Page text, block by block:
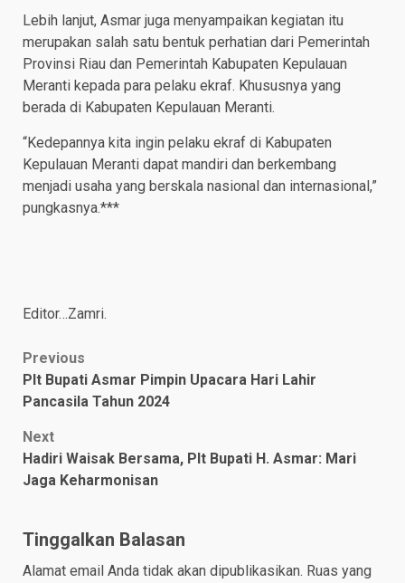
Lebih lanjut, Asmar juga menyampaikan kegiatan itu
merupakan salah satu bentuk perhatian dari Pemerintah
Provinsi Riau dan Pemerintah Kabupaten Kepulauan
Meranti kepada para pelaku ekraf. Khususnya yang
berada di Kabupaten Kepulauan Meranti.
“Kedepannya kita ingin pelaku ekraf di Kabupaten
Kepulauan Meranti dapat mandiri dan berkembang
menjadi usaha yang berskala nasional dan internasional,”
pungkasnya.***
Editor…Zamri.
Post
navigation
Previous
Plt Bupati Asmar Pimpin Upacara Hari Lahir
Pancasila Tahun 2024
Next
Hadiri Waisak Bersama, Plt Bupati H. Asmar: Mari
Jaga Keharmonisan
Tinggalkan Balasan
Alamat email Anda tidak akan dipublikasikan. Ruas yang